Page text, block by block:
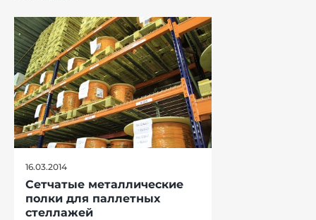
16.03.2014
Сетчатые металлические
полки для паллетных
стеллажей